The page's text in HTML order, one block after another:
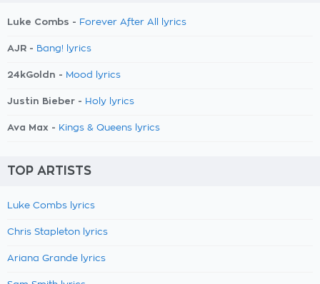
Luke Combs - Forever After All lyrics
AJR - Bang! lyrics
24kGoldn - Mood lyrics
Justin Bieber - Holy lyrics
Ava Max - Kings & Queens lyrics
TOP ARTISTS
Luke Combs lyrics
Chris Stapleton lyrics
Ariana Grande lyrics